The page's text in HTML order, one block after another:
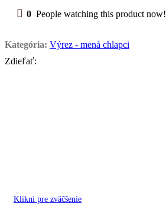
Klikni pre zväčšenie
0 People watching this product now!
Kategória: Výrez - mená chlapci
Zdieľať: